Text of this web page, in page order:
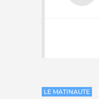
LE MATINAUTE